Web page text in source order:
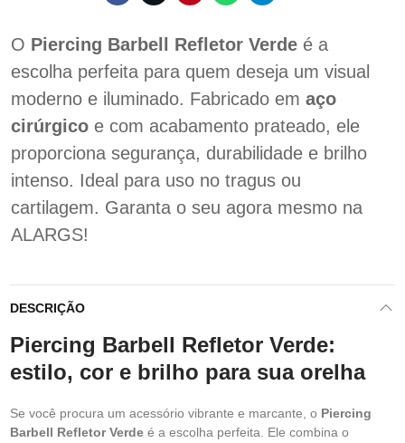
O Piercing Barbell Refletor Verde é a
escolha perfeita para quem deseja um visual
moderno e iluminado. Fabricado em aço
cirúrgico e com acabamento prateado, ele
proporciona segurança, durabilidade e brilho
intenso. Ideal para uso no tragus ou
cartilagem. Garanta o seu agora mesmo na
ALARGS!
DESCRIÇÃO
Piercing Barbell Refletor Verde:
estilo, cor e brilho para sua orelha
Se você procura um acessório vibrante e marcante, o Piercing
Barbell Refletor Verde é a escolha perfeita. Ele combina o